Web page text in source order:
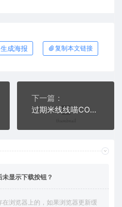
生成海报 复制本文链接
下一篇：
过期米线线喵COS小熊软糖写真套图
显示下载按钮？
浏览器上的，如果浏览器更新缓